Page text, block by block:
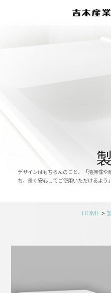
デザインはもちろんのこと、「清掃性
ち、長く安心してご使用いただけるよう
HOME >